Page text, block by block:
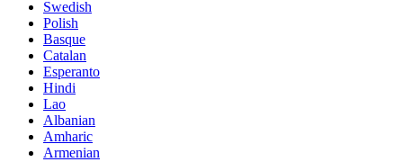
Swedish
Polish
Basque
Catalan
Esperanto
Hindi
Lao
Albanian
Amharic
Armenian